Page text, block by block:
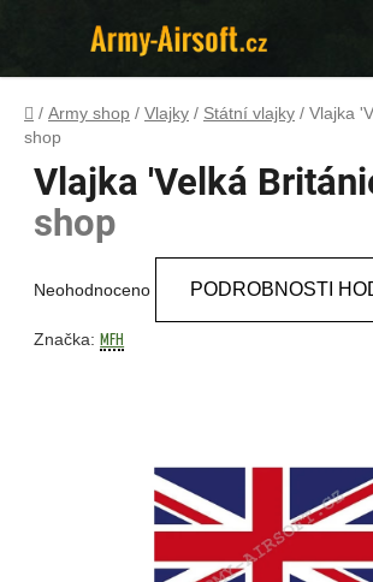
Domů
/ Army shop / Vlajky / Státní vlajky / Vlajka
shop
Vlajka 'Velká
shop
produktu
Neohodnoceno PODROBNOSTI
Značka:MFH